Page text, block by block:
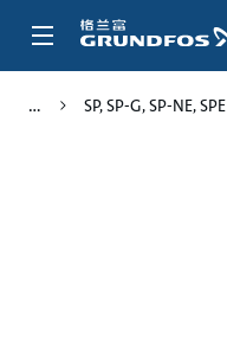
SP, SP-G, SP-NE, SPE